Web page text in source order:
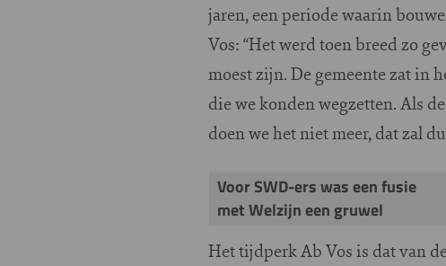
jaren, een periode waarin
Vos: “Het werd toen breed zo
moest zijn. De gemeente zat in
die we konden wegzetten. Als
doen we het niet meer, dat zal
Voor SWD-ers was een fusie
met Welzijn een gruwel
Het tijdperk Ab Vos is dat van